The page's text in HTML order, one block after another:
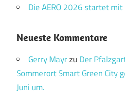
Die AERO 2026 startet mit
Neueste Kommentare
Gerry Mayrzu Der
Sommerort Smart Green City
Juni um.